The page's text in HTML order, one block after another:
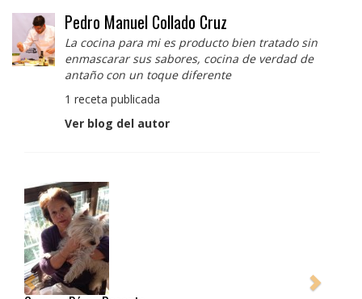
Pedro Manuel Collado Cruz
La cocina para mi es producto bien tratado sin
enmascarar sus sabores, cocina de verdad de
antaño con un toque diferente
1 receta publicada
Ver blog del autor